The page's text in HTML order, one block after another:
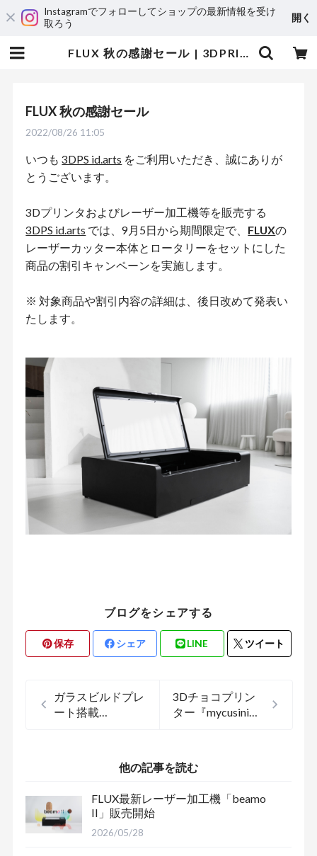
Instagramでフォローしてショップの最新情報を受け
取ろう
開く
FLUX 秋の感謝セール | 3DPRINTER SHOP id.arts
FLUX 秋の感謝セール
2022/08/26 11:05
いつも3DPS id.arts をご利用いただき、誠にありが
とうございます。
3Dプリンタおよびレーザー加工機等を販売する
3DPS id.arts では、9月5日から期間限定で、 FLUXの
レーザーカッター本体とロータリーをセットにした
商品の割引キャンペーンを実施します。
※ 対象商品や割引内容の詳細は、後日改めて発表い
たします。
ブログをシェアする
保存 シェア LINE ツイート
ガラスビルドプレ
ート搭載
3Dチョコプリン
ター『mycusini
他の記事を読む
FLUX最新レーザー加工機「beamo
II」販売開始
2026/05/28